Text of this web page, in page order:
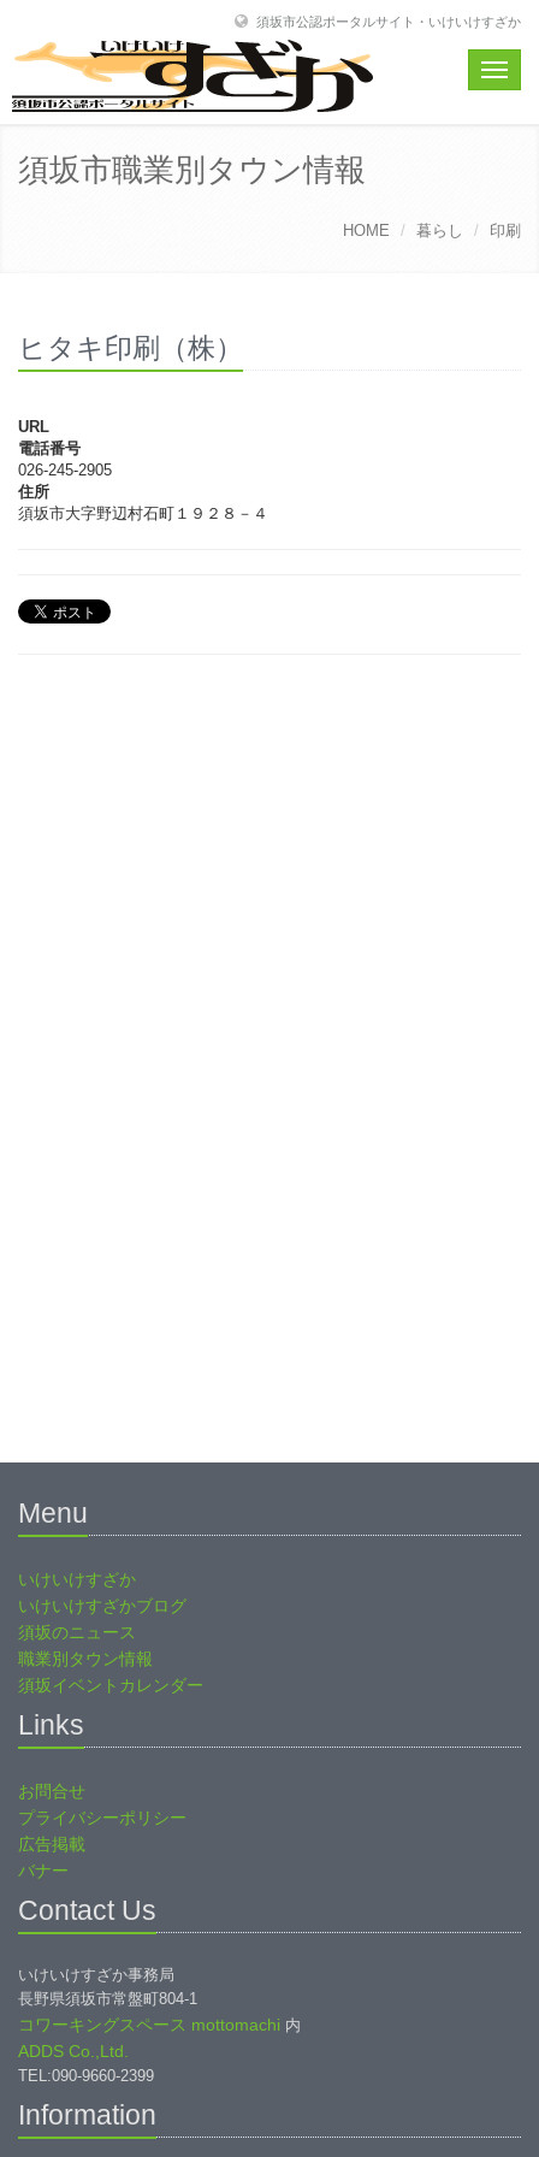
須坂市公認ポータルサイト・いけいけすざか
Toggle
須坂市職業別タウン情報
HOME 暮らし 印刷
ヒタキ印刷（株）
URL
電話番号
026-245-2905
住所
須坂市大字野辺村石町１９２８－４
Menu
いけいけすざか
いけいけすざかブログ
須坂のニュース
職業別タウン情報
須坂イベントカレンダー
Links
お問合せ
プライバシーポリシー
広告掲載
バナー
Contact Us
いけいけすざか事務局
長野県須坂市常盤町804-1
コワーキングスペース mottomachi 内
ADDS Co.,Ltd.
TEL:090-9660-2399
Information